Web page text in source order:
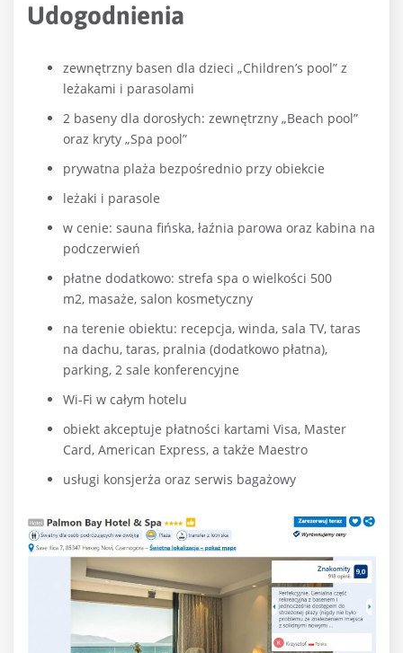
Udogodnienia
zewnętrzny basen dla dzieci „Children’s pool” z
leżakami i parasolami
2 baseny dla dorosłych: zewnętrzny „Beach pool”
oraz kryty „Spa pool”
prywatna plaża bezpośrednio przy obiekcie
leżaki i parasole
w cenie: sauna fińska, łaźnia parowa oraz kabina na
podczerwień
płatne dodatkowo: strefa spa o wielkości 500
m2, masaże, salon kosmetyczny
na terenie obiektu: recepcja, winda, sala TV, taras
na dachu, taras, pralnia (dodatkowo płatna),
parking, 2 sale konferencyjne
Wi-Fi w całym hotelu
obiekt akceptuje płatności kartami Visa, Master
Card, American Express, a także Maestro
usługi konsjerża oraz serwis bagażowy